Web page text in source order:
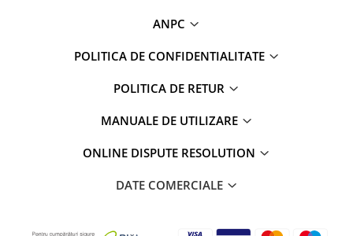
ANPC
POLITICA DE CONFIDENTIALITATE
POLITICA DE RETUR
MANUALE DE UTILIZARE
ONLINE DISPUTE RESOLUTION
DATE COMERCIALE